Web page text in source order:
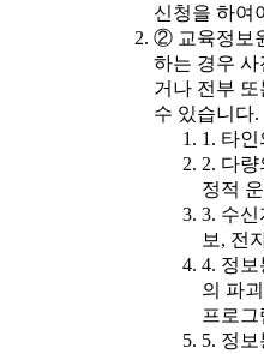
신청을 하여
② 교육정보
하는 경우
거나 전부
수 있습니다.
1. 타
2. 다
정적
3. 수
보, 전
4. 정
의 파
프로그
5. 정